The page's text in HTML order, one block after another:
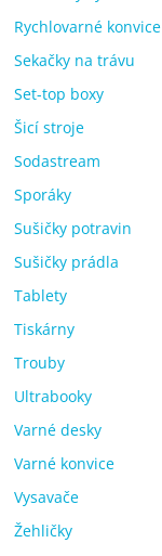
Rychlovarné konvice
Sekačky na trávu
Set-top boxy
Šicí stroje
Sodastream
Sporáky
Sušičky potravin
Sušičky prádla
Tablety
Tiskárny
Trouby
Ultrabooky
Varné desky
Varné konvice
Vysavače
Žehličky